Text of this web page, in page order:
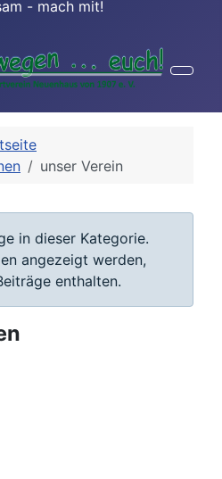
- mach mit!
unser Verein
in dieser Kategorie.
angezeigt werden,
enthalten.